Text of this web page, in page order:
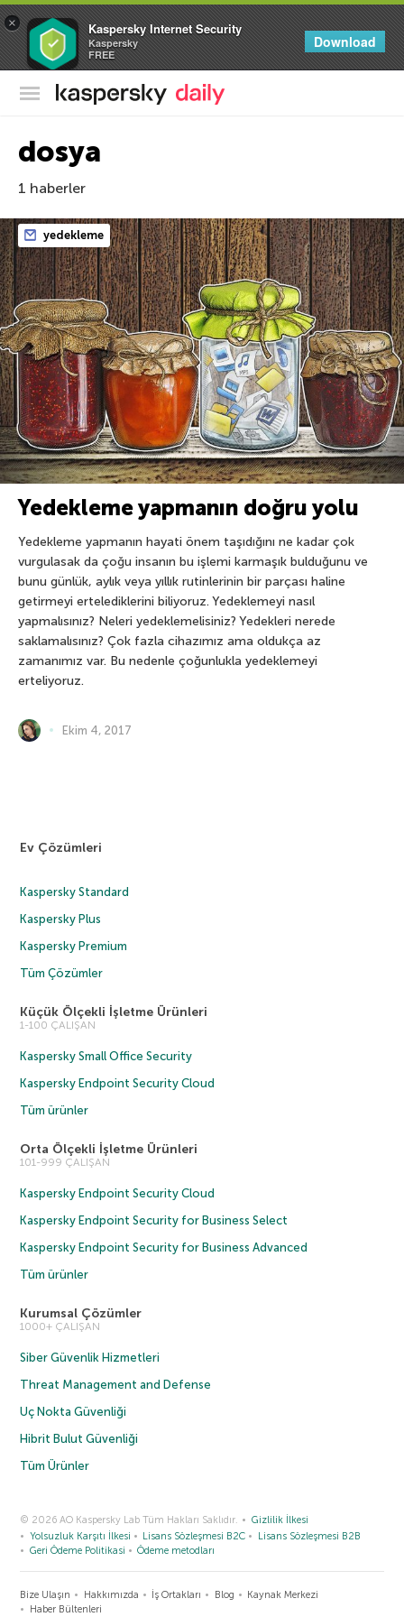
× Kaspersky Internet Security
Kaspersky
FREE
Download
Kaspersky Resmi Blogu
dosya
1 haberler
yedekleme
Yedekleme yapmanın doğru yolu
Yedekleme yapmanın hayati önem taşıdığını ne kadar çok
vurgulasak da çoğu insanın bu işlemi karmaşık bulduğunu ve
bunu günlük, aylık veya yıllık rutinlerinin bir parçası haline
getirmeyi ertelediklerini biliyoruz. Yedeklemeyi nasıl
yapmalısınız? Neleri yedeklemelisiniz? Yedekleri nerede
saklamalısınız? Çok fazla cihazımız ama oldukça az
zamanımız var. Bu nedenle çoğunlukla yedeklemeyi
erteliyoruz.
Ekim 4, 2017
Ev Çözümleri
Kaspersky Standard
Kaspersky Plus
Kaspersky Premium
Tüm Çözümler
Küçük Ölçekli İşletme Ürünleri
1-100 ÇALIŞAN
Kaspersky Small Office Security
Kaspersky Endpoint Security Cloud
Tüm ürünler
Orta Ölçekli İşletme Ürünleri
101-999 ÇALIŞAN
Kaspersky Endpoint Security Cloud
Kaspersky Endpoint Security for Business Select
Kaspersky Endpoint Security for Business Advanced
Tüm ürünler
Kurumsal Çözümler
1000+ ÇALIŞAN
Siber Güvenlik Hizmetleri
Threat Management and Defense
Uç Nokta Güvenliği
Hibrit Bulut Güvenliği
Tüm Ürünler
© 2026 AO Kaspersky Lab Tüm Hakları Saklıdır.
Gizlilik İlkesi
Yolsuzluk Karşıtı İlkesi
Lisans Sözleşmesi B2C
Lisans Sözleşmesi B2B
Geri Ödeme Politikasi
Ödeme metodları
Bize Ulaşın Hakkımızda İş Ortakları Blog
Kaynak Merkezi
Haber Bültenleri